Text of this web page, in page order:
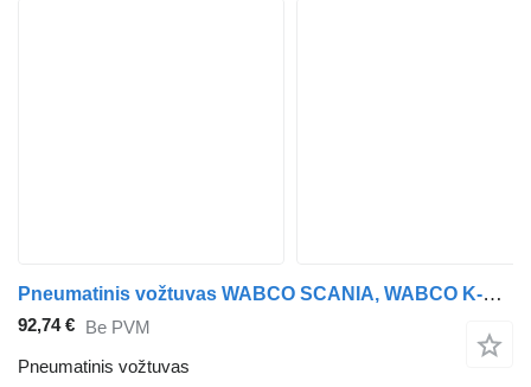
Pneumatinis vožtuvas WABCO SCANIA, WABCO K-Series (01.12-) 4726000220 autobuso Scania K,N,F-series bus (2006-)
92,74 € Be PVM
Pneumatinis vožtuvas